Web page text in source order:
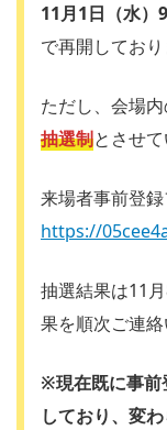
11月1日（水）
で再開しており
ただし、会場
抽選制とさせて
来場者事前登
https://
抽選結果は11
果を順次ご連絡
※現在既に事前
しており、変